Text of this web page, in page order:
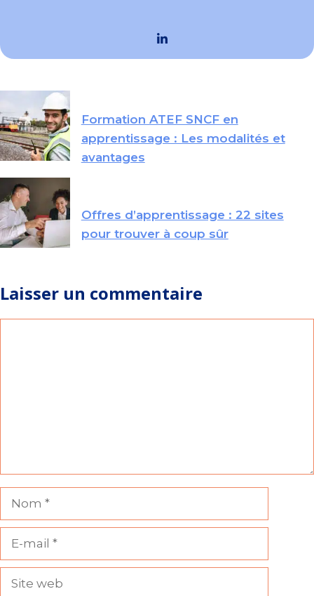
Formation ATEF SNCF en
apprentissage : Les modalités et
avantages
Offres d’apprentissage : 22 sites
pour trouver à coup sûr
Laisser un commentaire
Site